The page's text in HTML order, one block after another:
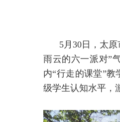
5月30日，太
雨云的六一派对”
内“行走的课堂”
级学生认知水平，